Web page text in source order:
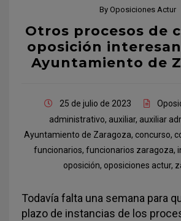
By Oposiciones Actur
Otros procesos de
oposición
Ayuntamiento de
25 de julio de 2023
administrativo, auxiliar, auxiliar
Ayuntamiento de Zaragoza, concurso,
funcionarios, funcionarios zaragoza,
oposición, oposiciones actur,
Todavía falta una semana para
plazo de instancias de los